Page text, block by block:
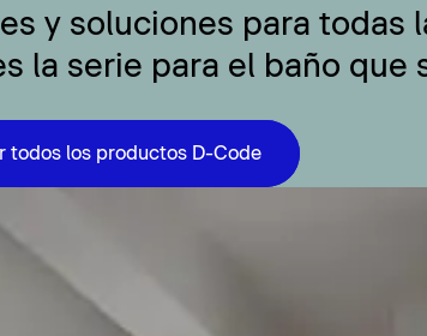
y soluciones para todas
la serie para el baño que
todos los productos D-Code